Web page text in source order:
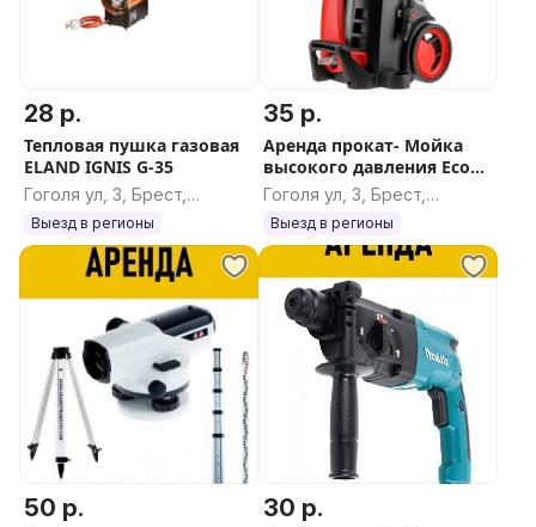
28 р.
Тепловая пушка газовая
ELAND IGNIS G-35
Гоголя ул, 3, Брест,
Брестская область
Выезд в регионы
35 р.
Аренда прокат- Мойка
высокого давления Eco
HPW-1770
Гоголя ул, 3, Брест,
Брестская область
Выезд в регионы
50 р. 30 р.